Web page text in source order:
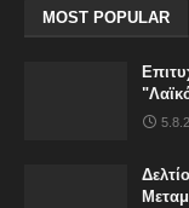
MOST POPULAR